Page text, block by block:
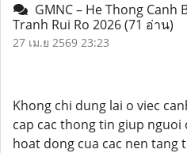
GMNC – He Thong Canh
Tranh Rui Ro 2026(71 อ่าน)
27 เม.ย 2569 23:23
Khong chi dung lai o viec
cap cac thong tin giup
hoat dong cua cac nen tang